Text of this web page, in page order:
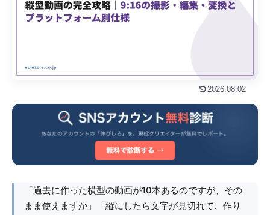
2026.08.02
「過去に作った横型の動画が10本あるのですが、その
まま使えますか」「縦にしたら文字が見切れて、作り